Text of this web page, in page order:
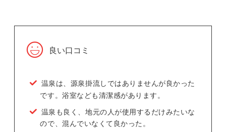
良い口コミ
温泉は、源泉掛流しではありませんが良かった
です。浴室なども清潔感があります。
温泉も良く、地元の人が使用するだけみたいな
ので、混んでいなくて良かった。